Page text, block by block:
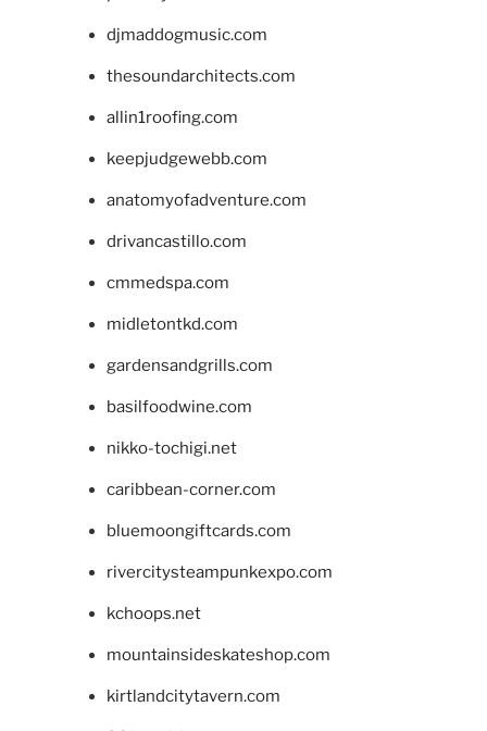
djmaddogmusic.com
thesoundarchitects.com
allin1roofing.com
keepjudgewebb.com
anatomyofadventure.com
drivancastillo.com
cmmedspa.com
midletontkd.com
gardensandgrills.com
basilfoodwine.com
nikko-tochigi.net
caribbean-corner.com
bluemoongiftcards.com
rivercitysteampunkexpo.com
kchoops.net
mountainsideskateshop.com
kirtlandcitytavern.com